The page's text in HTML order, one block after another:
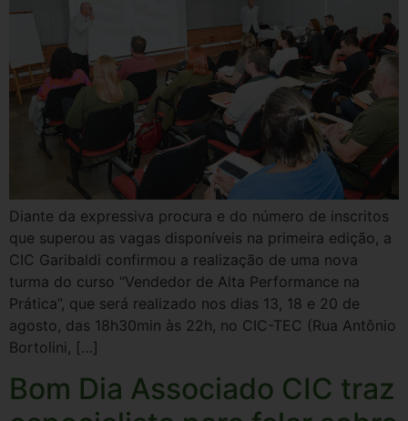
Diante da expressiva procura e do número de inscritos
que superou as vagas disponíveis na primeira edição, a
CIC Garibaldi confirmou a realização de uma nova
turma do curso “Vendedor de Alta Performance na
Prática”, que será realizado nos dias 13, 18 e 20 de
agosto, das 18h30min às 22h, no CIC-TEC (Rua Antônio
Bortolini, […]
Bom Dia Associado CIC traz